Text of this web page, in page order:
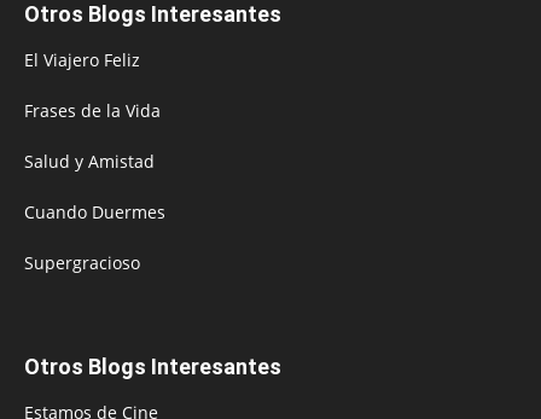
Otros Blogs Interesantes
El Viajero Feliz
Frases de la Vida
Salud y Amistad
Cuando Duermes
Supergracioso
Otros Blogs Interesantes
Estamos de Cine